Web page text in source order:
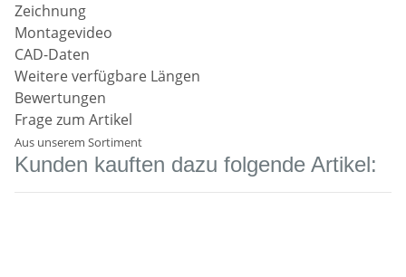
Zeichnung
Montagevideo
CAD-Daten
Weitere verfügbare Längen
Bewertungen
Frage zum Artikel
Aus unserem Sortiment
Kunden kauften dazu folgende Artikel: